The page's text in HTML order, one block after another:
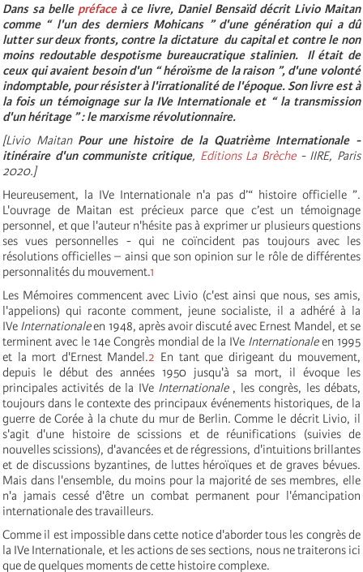
Dans sa belle préfaceà ce livre, Daniel Bensaïd décrit Livio Maitan
comme “ l'un des derniers Mohicans ” d'une génération qui a dû
lutter sur deux fronts, contre la dictature du capital et contre le non
moins redoutable despotisme bureaucratique stalinien. Il était de
ceux qui avaient besoin d'un “ héroïsme de la raison ”, d'une volonté
indomptable, pour résister à l'irrationalité de l'époque. Son livre est à
la fois un témoignage sur la IVe Internationale et “ la transmission
d'un héritage ” : le marxisme révolutionnaire.
[Livio Maitan Pour une histoire de la Quatrième Internationale -
itinéraire d'un communiste critique, Editions La Brèche- IIRE, Paris
2020.]
Heureusement, la IVe Internationale n'a pas d’“ histoire officielle ”.
L'ouvrage de Maitan est précieux parce que c’est un témoignage
personnel, et que l'auteur n'hésite pas à exprimer ur plusieurs questions
ses vues personnelles - qui ne coïncident pas toujours avec les
résolutions officielles – ainsi que son opinion sur le rôle de différentes
personnalités du mouvement.1
Les Mémoires commencent avec Livio (c'est ainsi que nous, ses amis,
l'appelions) qui raconte comment, jeune socialiste, il a adhéré à la
IVe Internationaleen 1948, après avoir discuté avec Ernest Mandel, et se
terminent avec le 14e Congrès mondial de la IVe Internationaleen 1995
et la mort d'Ernest Mandel.2 En tant que dirigeant du mouvement,
depuis le début des années 1950 jusqu'à sa mort, il évoque les
principales activités de la IVe Internationale, les congrès, les débats,
toujours dans le contexte des principaux événements historiques, de la
guerre de Corée à la chute du mur de Berlin. Comme le décrit Livio, il
s'agit d'une histoire de scissions et de réunifications (suivies de
nouvelles scissions), d'avancées et de régressions, d'intuitions brillantes
et de discussions byzantines, de luttes héroïques et de graves bévues.
Mais dans l'ensemble, du moins pour la majorité de ses membres, elle
n'a jamais cessé d'être un combat permanent pour l'émancipation
internationale des travailleurs.
Comme il est impossible dans cette notice d'aborder tous les congrès de
la IVe Internationale, et les actions de ses sections, nous ne traiterons ici
que de quelques moments de cette histoire complexe.